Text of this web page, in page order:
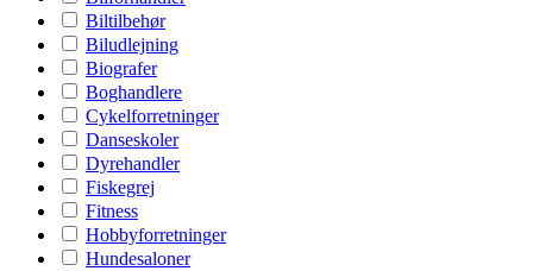
Biltilbehør
Biludlejning
Biografer
Boghandlere
Cykelforretninger
Danseskoler
Dyrehandler
Fiskegrej
Fitness
Hobbyforretninger
Hundesaloner